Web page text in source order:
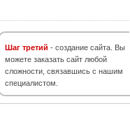
Шаг третий - создание сайта. Вы
можете заказать сайт любой
сложности, связавшись с нашим
специалистом.